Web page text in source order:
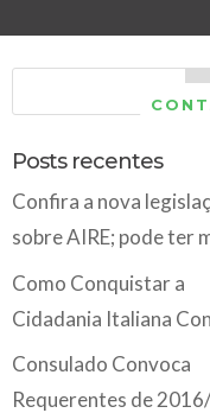
Posts recentes
Confira a nova
sobre AIRE; pode ter
Como Conquistar a
Cidadania Italiana
Consulado Convoca
Requerentes de